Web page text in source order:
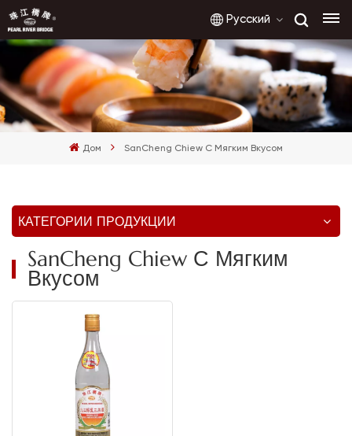
Русский
English
français
Дом SanCheng Chiew С Мягким Вкусом
КАТЕГОРИИ ПРОДУКЦИИ
SanCheng Chiew С Мягким
Вкусом